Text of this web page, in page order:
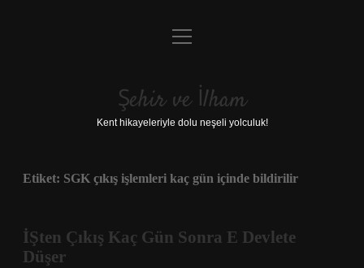
Anasayfa
Yasal Uyarı
menüyü
Şehir ve İlham
Kent hikayeleriyle dolu neşeli yolculuk!
Etiket: SGK çıkış işlemleri kaç gün içinde bildirilir
İŞten Çıkış Kaç Gün Sonra E Devlete
Düşer